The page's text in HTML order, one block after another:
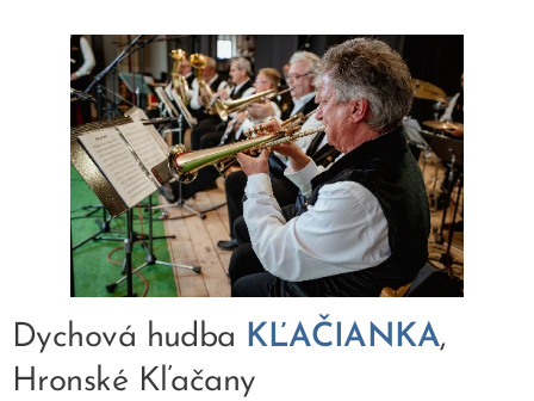
Dychová hudba KĽAČIANKA,
Hronské Kľačany